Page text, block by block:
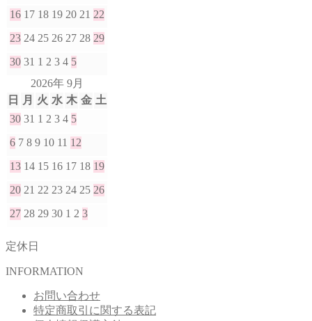
16 17 18 19 20 21 22
23 24 25 26 27 28 29
30 31 1 2 3 4 5
2026年 9月
日
月 火 水 木 金 土
30 31 1 2 3 4 5
6 7 8 9 10 11 12
13 14 15 16 17 18 19
20 21 22 23 24 25 26
27 28 29 30 1 2 3
定休日
INFORMATION
お問い合わせ
特定商取引に関する表記